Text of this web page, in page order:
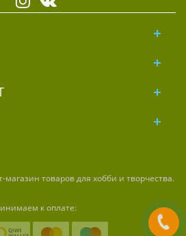
товаров для хобби и творчества.
к оплате: